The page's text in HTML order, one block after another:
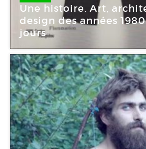
Une histoire. Art,
design des années
jours